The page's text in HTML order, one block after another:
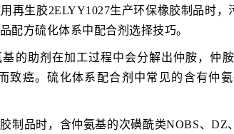
再生胶2ELYY1027生产环保橡胶制品时
配方硫化体系中配合剂选择技巧。
的助剂在加工过程中会分解出仲胺，仲
致癌。硫化体系配合剂中常见的含有仲
制品时，含仲氨基的次磺酰类NOBS、